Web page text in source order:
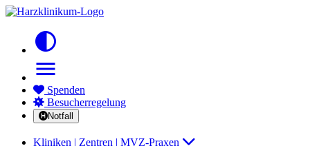
contrast
menu
Spenden
Besucherregelung
Notfall
Kliniken | Zentren | MVZ-Praxen